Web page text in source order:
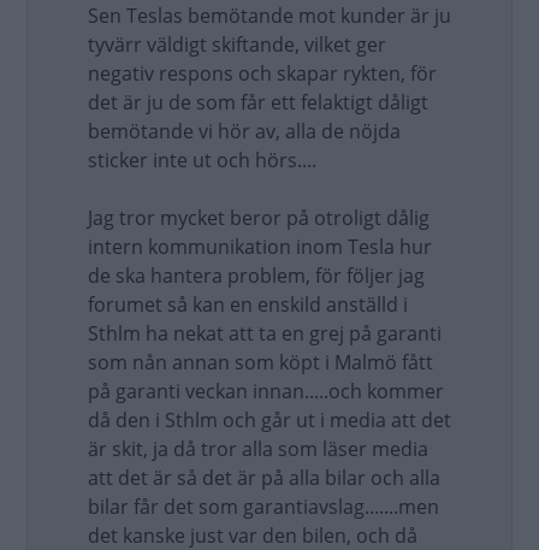
Sen Teslas bemötande mot kunder är ju
tyvärr väldigt skiftande, vilket ger
negativ respons och skapar rykten, för
det är ju de som får ett felaktigt dåligt
bemötande vi hör av, alla de nöjda
sticker inte ut och hörs....
Jag tror mycket beror på otroligt dålig
intern kommunikation inom Tesla hur
de ska hantera problem, för följer jag
forumet så kan en enskild anställd i
Sthlm ha nekat att ta en grej på garanti
som nån annan som köpt i Malmö fått
på garanti veckan innan.....och kommer
då den i Sthlm och går ut i media att det
är skit, ja då tror alla som läser media
att det är så det är på alla bilar och alla
bilar får det som garantiavslag.......men
det kanske just var den bilen, och då